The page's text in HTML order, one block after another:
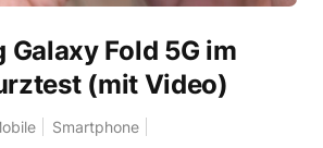
Galaxy Fold 5G im
(mit Video)
Smartphone